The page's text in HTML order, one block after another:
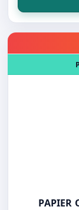
Otwórz produkt:
PAPIER